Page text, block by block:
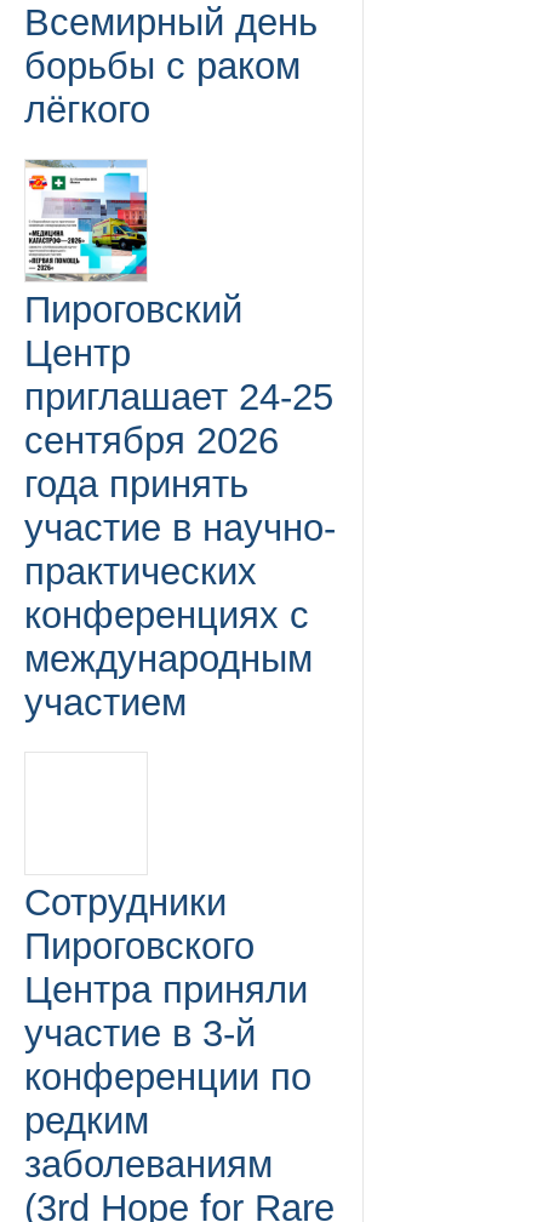
Всемирный день
борьбы с раком
лёгкого
Пироговский
Центр
приглашает 24-25
сентября 2026
года принять
участие в научно-
практических
конференциях с
международным
участием
Сотрудники
Пироговского
Центра приняли
участие в 3-й
конференции по
редким
заболеваниям
(3rd Hope for Rare